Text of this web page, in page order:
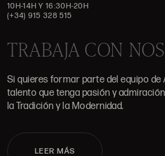
10H-14H Y 16:30H-20H
(+34) 915 328 515
TRABAJA CON
Si quieres formar parte del equipo de
talento que tenga pasión y
la Tradición y la Modernidad.
LEER MÁS